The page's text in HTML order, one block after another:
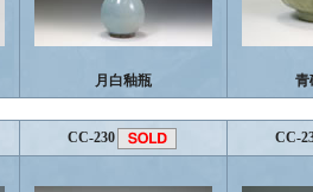
月白釉瓶 青
CC-230 CC-